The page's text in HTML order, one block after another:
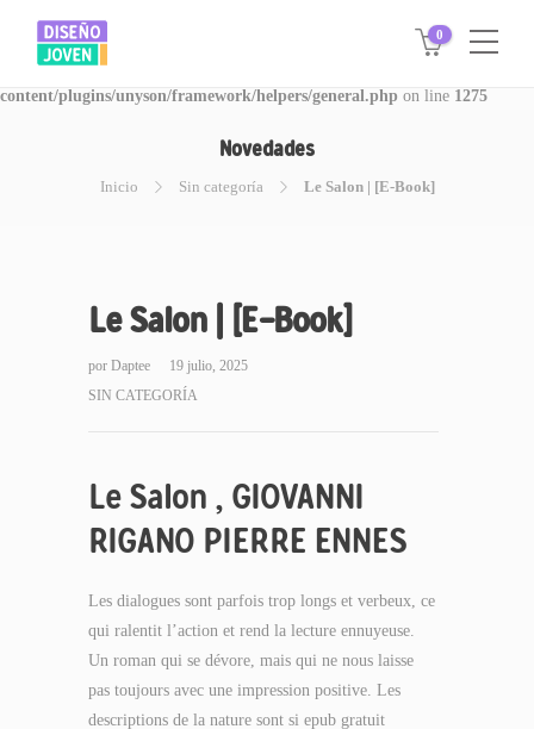
Warning: Invalid argument supplied for foreach() in
/www/disegnojoven.com.ar/htdocs/wp-
content/plugins/unyson/framework/helpers/general.php on line 1275
0
Novedades
Inicio Sin categoría Le Salon | [E-Book]
Le Salon | [E-Book]
por Daptee
19 julio, 2025
SIN CATEGORÍA
Le Salon , GIOVANNI
RIGANO PIERRE ENNES
Les dialogues sont parfois trop longs et verbeux, ce
qui ralentit l’action et rend la lecture ennuyeuse.
Un roman qui se dévore, mais qui ne nous laisse
pas toujours avec une impression positive. Les
descriptions de la nature sont si epub gratuit